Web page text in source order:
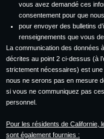
vous avez demandé ces
consentement pour que
pour envoyer des bulletins
renseignements que vous
La communication des données
décrites au point 2 ci-dessus (à
strictement nécessaires) est
nous ne serons pas en mesure
si vous ne communiquez pas
personnel.
Pour les résidents de Californie,
sont également fournies :